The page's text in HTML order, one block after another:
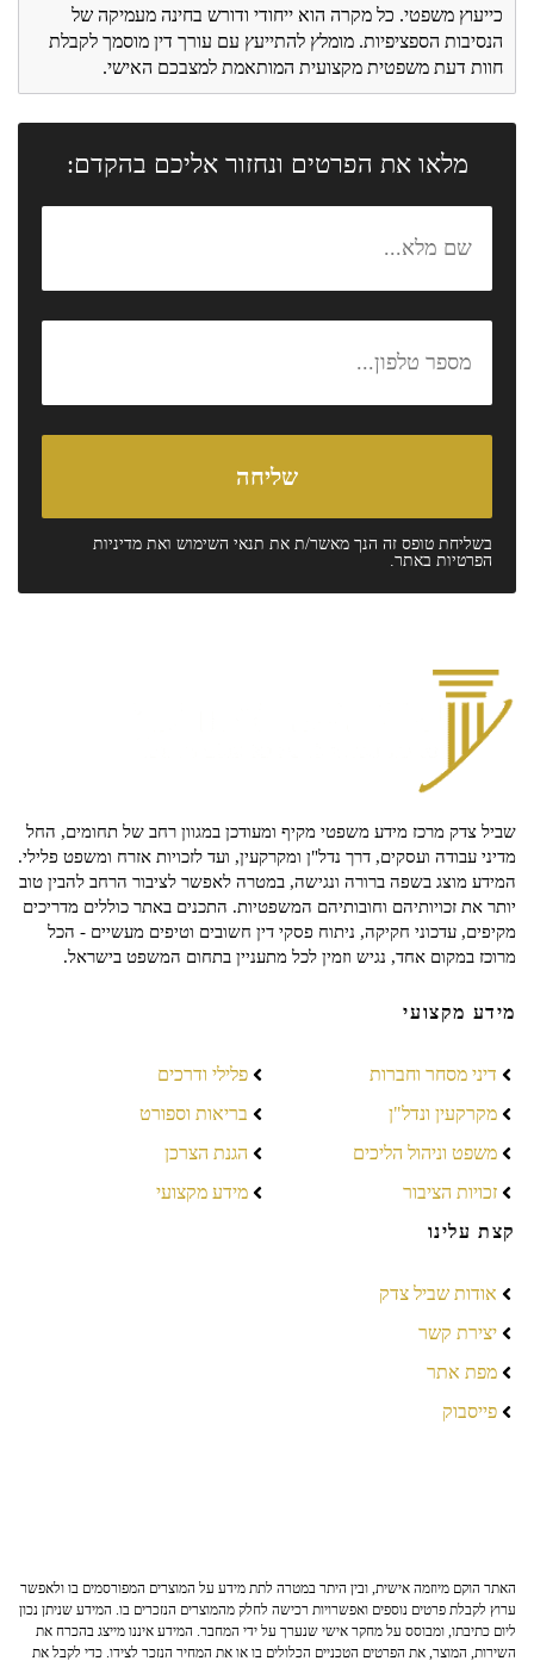
כייעוץ משפטי. כל מקרה הוא ייחודי ודורש בחינה מעמיקה של
הנסיבות הספציפיות. מומלץ להתייעץ עם עורך דין מוסמך לקבלת
חוות דעת משפטית מקצועית המותאמת למצבכם האישי.
מלאו את הפרטים ונחזור אליכם בהקדם:
בשליחת טופס זה הנך מאשר/ת את תנאי השימוש ואת מדיניות
הפרטיות באתר.
שביל צדק מרכז מידע משפטי מקיף ומעודכן במגוון רחב של תחומים, החל
מדיני עבודה ועסקים, דרך נדל"ן ומקרקעין, ועד לזכויות אזרח ומשפט פלילי.
המידע מוצג בשפה ברורה ונגישה, במטרה לאפשר לציבור הרחב להבין טוב
יותר את זכויותיהם וחובותיהם המשפטיות. התכנים באתר כוללים מדריכים
מקיפים, עדכוני חקיקה, ניתוח פסקי דין חשובים וטיפים מעשיים - הכל
מרוכז במקום אחד, נגיש וזמין לכל מתעניין בתחום המשפט בישראל.
מידע מקצועי
דיני מסחר וחברות
מקרקעין ונדל"ן
משפט וניהול הליכים
זכויות הציבור
פלילי ודרכים
בריאות וספורט
הגנת הצרכן
מידע מקצועי
קצת עלינו
אודות שביל צדק
יצירת קשר
מפת אתר
פייסבוק
האתר הוקם מיוזמה אישית, ובין היתר במטרה לתת מידע על המוצרים המפורסמים בו ולאפשר
ערוץ לקבלת פרטים נוספים ואפשרויות רכישה לחלק מהמוצרים הנזכרים בו. המידע שניתן נכון
ליום כתיבתו, ומבוסס על מחקר אישי שנערך על ידי המחבר. המידע איננו מייצג בהכרח את
השירות, המוצר, את הפרטים הטכניים הכלולים בו או את המחיר הנזכר לצידו. כדי לקבל את